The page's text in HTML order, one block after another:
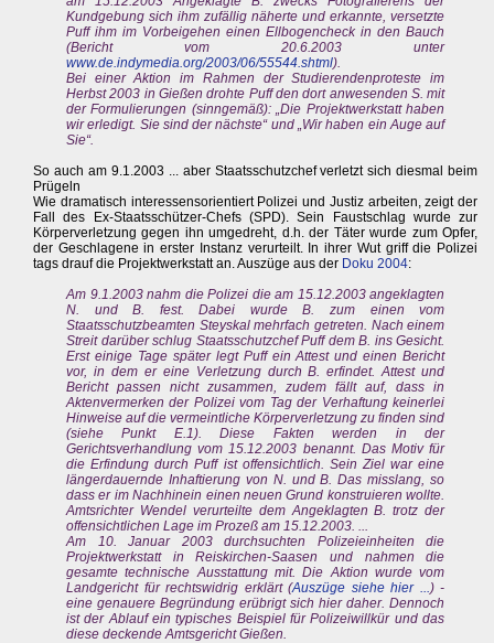
Kundgebung sich ihm zufällig näherte und erkannte, versetzte
Puff ihm im Vorbeigehen einen Ellbogencheck in den Bauch
(Bericht vom 20.6.2003 unter
www.de.indymedia.org/2003/06/55544.shtml).
Bei einer Aktion im Rahmen der Studierendenproteste im
Herbst 2003 in Gießen drohte Puff den dort anwesenden S. mit
der Formulierungen (sinngemäß): „Die Projektwerkstatt haben
wir erledigt. Sie sind der nächste“ und „Wir haben ein Auge auf
Sie“.
So auch am 9.1.2003 ... aber Staatsschutzchef verletzt sich diesmal beim
Prügeln
Wie dramatisch interessensorientiert Polizei und Justiz arbeiten, zeigt der
Fall des Ex-Staatsschützer-Chefs (SPD). Sein Faustschlag wurde zur
Körperverletzung gegen ihn umgedreht, d.h. der Täter wurde zum Opfer,
der Geschlagene in erster Instanz verurteilt. In ihrer Wut griff die Polizei
tags drauf die Projektwerkstatt an. Auszüge aus der Doku 2004:
Am 9.1.2003 nahm die Polizei die am 15.12.2003 angeklagten
N. und B. fest. Dabei wurde B. zum einen vom
Staatsschutzbeamten Steyskal mehrfach getreten. Nach einem
Streit darüber schlug Staatsschutzchef Puff dem B. ins Gesicht.
Erst einige Tage später legt Puff ein Attest und einen Bericht
vor, in dem er eine Verletzung durch B. erfindet. Attest und
Bericht passen nicht zusammen, zudem fällt auf, dass in
Aktenvermerken der Polizei vom Tag der Verhaftung keinerlei
Hinweise auf die vermeintliche Körperverletzung zu finden sind
(siehe Punkt E.1). Diese Fakten werden in der
Gerichtsverhandlung vom 15.12.2003 benannt. Das Motiv für
die Erfindung durch Puff ist offensichtlich. Sein Ziel war eine
längerdauernde Inhaftierung von N. und B. Das misslang, so
dass er im Nachhinein einen neuen Grund konstruieren wollte.
Amtsrichter Wendel verurteilte dem Angeklagten B. trotz der
offensichtlichen Lage im Prozeß am 15.12.2003. ...
Am 10. Januar 2003 durchsuchten Polizeieinheiten die
Projektwerkstatt in Reiskirchen-Saasen und nahmen die
gesamte technische Ausstattung mit. Die Aktion wurde vom
Landgericht für rechtswidrig erklärt (Auszüge siehe hier ...) -
eine genauere Begründung erübrigt sich hier daher. Dennoch
ist der Ablauf ein typisches Beispiel für Polizeiwillkür und das
diese deckende Amtsgericht Gießen.